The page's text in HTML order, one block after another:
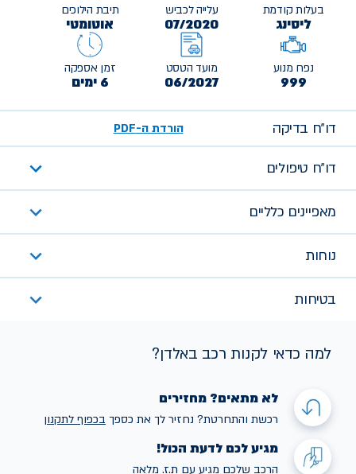
בעלות קודמת
ליסינג
עלייה לכביש
07/2020
תיבת הילוכים
אוטומטי
נפח מנוע
999
מועד הטסט
06/2027
זמן אספקה
6 ימים
דו״ח בדיקה הורדת ה-PDF
דו״ח טיפולים
מאפיינים כלליים
נוחות
בטיחות
למה כדאי לקנות רכב באלדן?
לא מתאים? מחזירים
רכשת והתחרטת? נחזיר לך את כספך בכפוף לתקנון
מגיע לכם לדעת הכול!
הרכב שלכם מגיע עם ת.ז. מלאה